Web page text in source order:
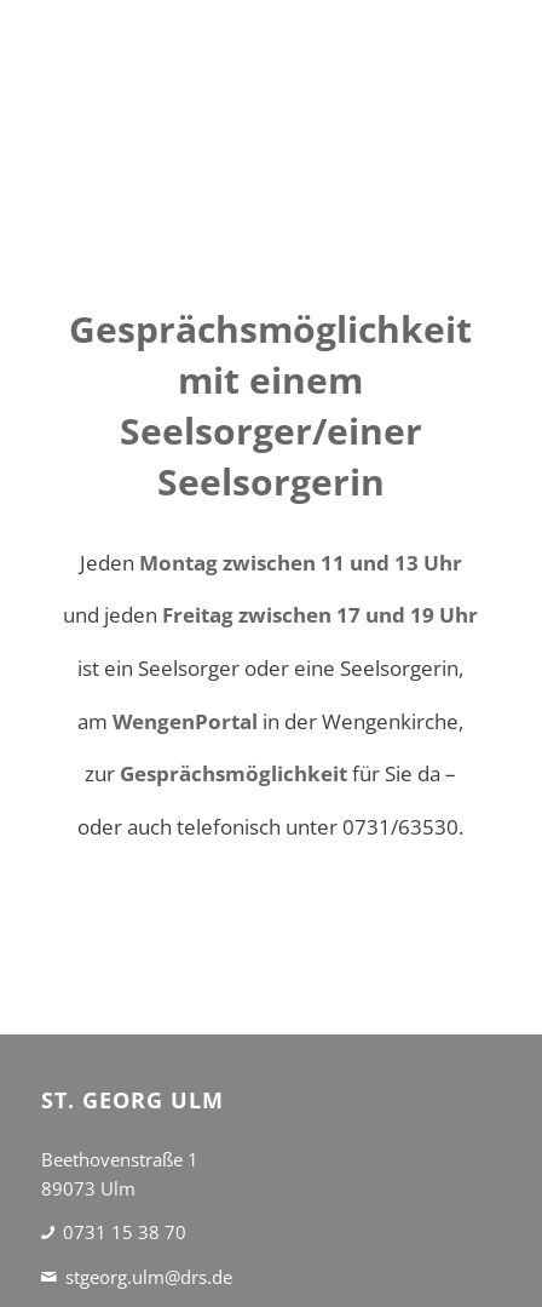
Gesprächsmöglichkeit
mit einem
Seelsorger/einer
Seelsorgerin
Jeden Montag zwischen 11 und 13 Uhr
und jeden Freitag zwischen 17 und 19 Uhr
ist ein Seelsorger oder eine Seelsorgerin,
amWengenPortal in der Wengenkirche,
zur Gesprächsmöglichkeitfür Sie da –
oder auch telefonisch unter 0731/63530.
ST. GEORG ULM
Beethovenstraße 1
89073 Ulm
0731 15 38 70
stgeorg.ulm@drs.de